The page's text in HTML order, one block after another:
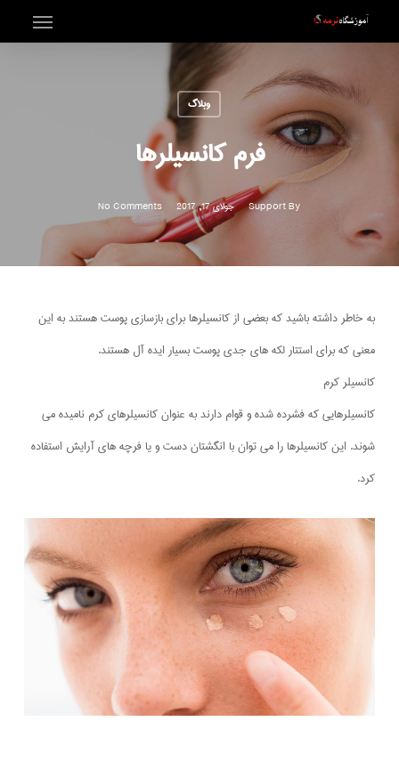
to
content
Menu
وبلاگ
فرم کانسیلرها
By
Support جولای 17, 2017 No Comments
به خاطر داشته باشید که بعضی از کانسیلرها برای بازسازی پوست هستند به این
معنی که برای استتار لکه های جدی پوست بسیار ایده آل هستند.
کانسیلر کرم
کانسیلرهایی که فشرده شده و قوام دارند به عنوان کانسیلرهای کرم نامیده می
شوند. این کانسیلرها را می توان با انگشتان دست و یا فرچه های آرایش استفاده
کرد.